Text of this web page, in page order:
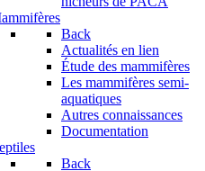
Back
Actualités en lien
Étude des mammifères
Les mammifères semi-
aquatiques
Autres connaissances
Documentation
Back